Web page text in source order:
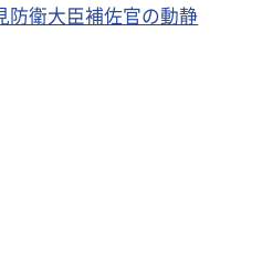
防衛大臣補佐官の動静